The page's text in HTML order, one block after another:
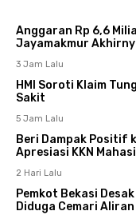
Anggaran Rp 6,6
Jayamakmur
3 Jam Lalu
HMI Soroti Klaim
Sakit
5 Jam Lalu
Beri Dampak Positif
Apresiasi KKN
2 Hari Lalu
Pemkot Bekasi
Diduga Cemari